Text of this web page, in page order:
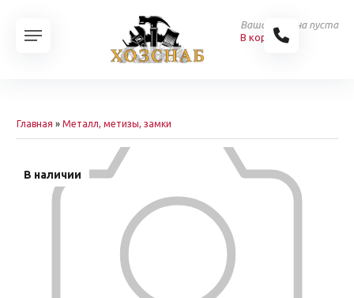
Ваша корзина пуста
В корзину
Главная » Металл, метизы, замки
В наличии